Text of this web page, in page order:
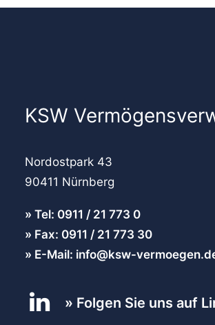
KSW
Nordostpark 43
90411 Nürnberg
Tel: 0911 / 21 773 0
Fax: 0911 / 21 773 30
E-Mail: info@ksw-
Folgen Sie uns auf